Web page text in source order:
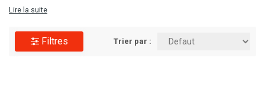
Puybaret, nous vous proposons plus de 20 000 références,
notre gamme et faites le choix de l'excellence dès aujourd'hui !
Lire la suite
Filtres Trier par :